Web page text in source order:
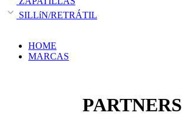
SILLíN/RETRÁTIL
HOME
MARCAS
PARTNERS